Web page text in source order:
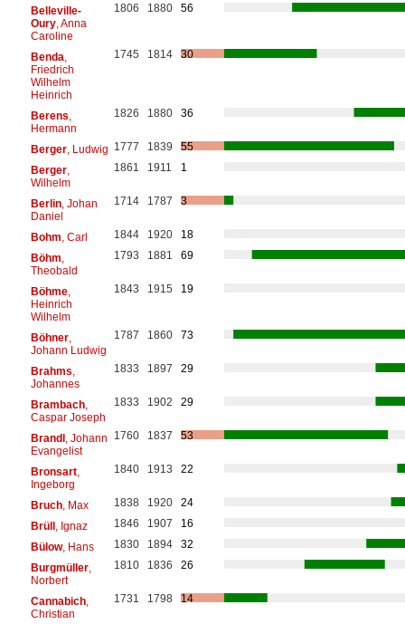
Belleville-
Oury, Anna
Caroline
1806 1880 56
Benda
Friedrich
Wilhelm
Heinrich
1745 1814 30
Berens
Hermann
1826 1880 36
Berger, Ludwig 1777 1839
55
Berger,
Wilhelm
1861 1911 1
Berlin, Johan
Daniel
1714 1787 3
Bohm , Carl 1844 1920
18
Böhm
Theobald
1793 1881 69
Böhme,
Heinrich
Wilhelm
1843 1915 19
Böhner,
Johann Ludwig
1787 1860 73
Brahms
Johannes
1833 1897 29
Brambach,
Caspar Joseph
1833 1902 29
Brandl, Johann
Evangelist
1760 1837 53
Bronsart,
Ingeborg
1840 1913 22
Bruch, Max 1838 1920
24
Brüll, Ignaz 1846 1907
16
Bülow, Hans 1830 1894
32
Burgmüller,
Norbert
1810 1836 26
Cannabich,
Christian
1731 1798 14